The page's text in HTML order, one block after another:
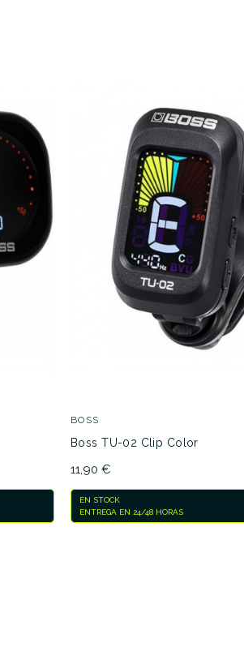
BOSS
Boss TU-02 Clip Color
11,90 €
EN STOCK
ENTREGA EN 24/48 HORAS